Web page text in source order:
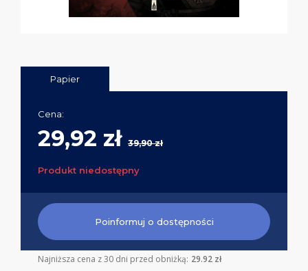
Papier
Cena:
29,92 zł 39,90 zł
Produkt niedostępny
Poinformuj o dostępności
Najniższa cena z 30 dni przed obniżką: 29.92 zł